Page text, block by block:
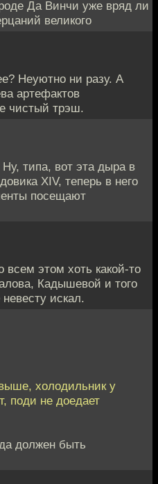
Да Винчи уже вряд ли
великого
Неуютно ни разу. А
артефактов
чистый трэш.
Ну, типа, вот эта дыра в
XIV, теперь в него
посещают
всем этом хоть какой-то
Кадышевой и того
искал.
холодильник у
поди не доедает
должен быть